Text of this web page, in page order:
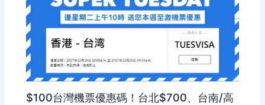
$100台灣機票優惠碼！台北$700、台南/高